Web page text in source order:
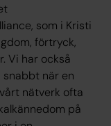
som i Kristi
förtryck,
Vi har också
när en
nätverk ofta
på